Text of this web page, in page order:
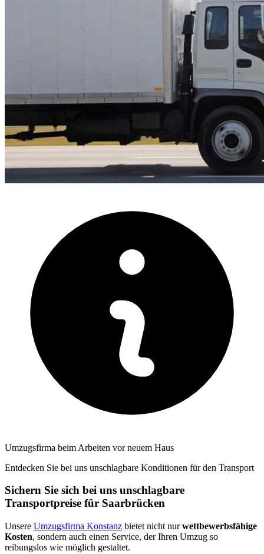
Umzugsfirma beim Arbeiten vor neuem Haus
Entdecken Sie bei uns unschlagbare Konditionen für den Transport
Sichern Sie sich bei uns unschlagbare
Transportpreise für Saarbrücken
Unsere Umzugsfirma Konstanz bietet nicht nurwettbewerbsfähige
Kosten, sondern auch einen Service, der Ihren Umzug so
reibungslos wie möglich gestaltet.